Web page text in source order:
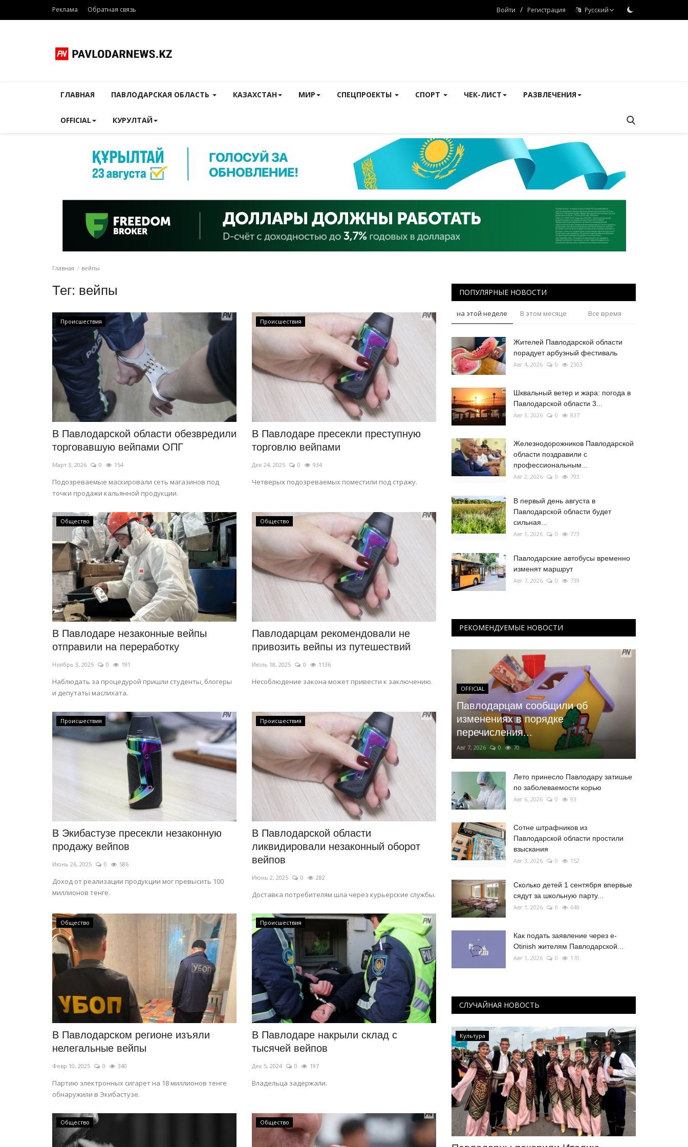
Реклама Обратная связь Войти / Регистрация Русский
ГЛАВНАЯ ПАВЛОДАРСКАЯ ОБЛАСТЬ КАЗАХСТАН МИР СПЕЦПРОЕКТЫ СПОРТ ЧЕК-ЛИСТ РАЗВЛЕЧЕНИЯ
OFFICIAL КУРУЛТАЙ
Главная вейпы
Тег: вейпы
Происшествия
В Павлодарской области обезвредили
торговавшую вейпами ОПГ
Март 3, 2026 0 154
Подозреваемые маскировали сеть магазинов под
точки продажи кальянной продукции.
Происшествия
В Павлодаре пресекли преступную
торговлю вейпами
Дек 24, 2025 0 934
Четверых подозреваемых поместили под стражу.
Общество
В Павлодаре незаконные вейпы
отправили на переработку
Ноябрь 3, 2025 0 191
Наблюдать за процедурой пришли студенты, блогеры
и депутаты маслихата.
Общество
Павлодарцам рекомендовали не
привозить вейпы из путешествий
Июль 18, 2025 0 1136
Несоблюдение закона может привести к заключению.
Происшествия
В Экибастузе пресекли незаконную
продажу вейпов
Июнь 26, 2025 0 586
Доход от реализации продукции мог превысить 100
миллионов тенге.
Происшествия
В Павлодарской области
ликвидировали незаконный оборот
вейпов
Июнь 2, 2025 0 282
Доставка потребителям шла через курьерские службы.
Общество
В Павлодарском регионе изъяли
нелегальные вейпы
Февр 10, 2025 0 340
Партию электронных сигарет на 18 миллионов тенге
обнаружили в Экибастузе.
Происшествия
В Павлодаре накрыли склад с
тысячей вейпов
Дек 5, 2024 0 197
Владельца задержали.
Общество Общество
ПОПУЛЯРНЫЕ НОВОСТИ
на этой неделе В этом месяце Все время
Жителей Павлодарской области
порадует арбузный фестиваль
Авг 4, 2026 0 2303
Шквальный ветер и жара: погода в
Павлодарской области 3...
Авг 3, 2026 0 837
Железнодорожников Павлодарской
области поздравили с
профессиональным...
Авг 2, 2026 0 793
В первый день августа в
Павлодарской области будет
сильная...
Авг 1, 2026 0 773
Павлодарские автобусы временно
изменят маршрут
Авг 7, 2026 0 739
РЕКОМЕНДУЕМЫЕ НОВОСТИ
OFFICIAL
Павлодарцам сообщили об
изменениях в порядке
перечисления...
Авг 7, 2026 0 70
Лето принесло Павлодару затишье
по заболеваемости корью
Авг 6, 2026 0 93
Сотне штрафников из
Павлодарской области простили
взыскания
Авг 3, 2026 0 152
Сколько детей 1 сентября впервые
сядут за школьную парту...
Авг 1, 2026 0 648
Как подать заявление через e-
Otinish жителям Павлодарской...
Авг 1, 2026 0 170
СЛУЧАЙНАЯ НОВОСТЬ
МИР Культура Культура